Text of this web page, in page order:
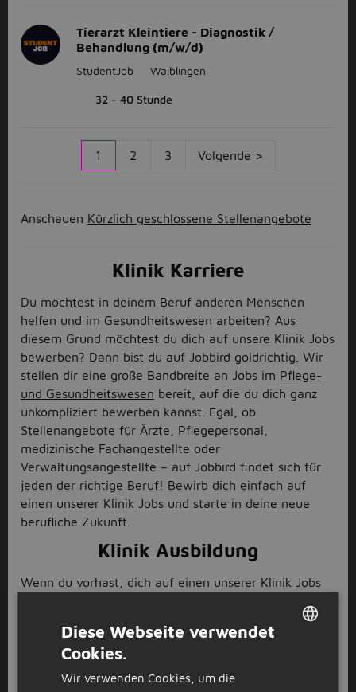
Tierarzt Kleintiere - Diagnostik /
Behandlung (m/w/d)
StudentJob Waiblingen
32 - 40 Stunde
1 2 3 Volgende >
Anschauen Kürzlich geschlossene Stellenangebote
Klinik Karriere
Du möchtest in deinem Beruf anderen Menschen
helfen und im Gesundheitswesen arbeiten? Aus
diesem Grund möchtest du dich auf unsere Klinik Jobs
bewerben? Dann bist du auf Jobbird goldrichtig. Wir
stellen dir eine große Bandbreite an Jobs im Pflege-
und Gesundheitswesen bereit, auf die du dich ganz
unkompliziert bewerben kannst. Egal, ob
Stellenangebote für Ärzte, Pflegepersonal,
medizinische Fachangestellte oder
Verwaltungsangestellte – auf Jobbird findet sich für
jeden der richtige Beruf! Bewirb dich einfach auf
einen unserer Klinik Jobs und starte in deine neue
berufliche Zukunft.
Klinik Ausbildung
Wenn du vorhast, dich auf einen unserer Klinik Jobs
Voraussetzungen und Ausbildungsmöglichkeiten.
Somit gibt es Ausbildungen zum Krankenpfleger,
Kinderkrankenpfleger, Operationstechnischen
Diese Webseite verwendet
Cookies.
Wir verwenden Cookies, um die